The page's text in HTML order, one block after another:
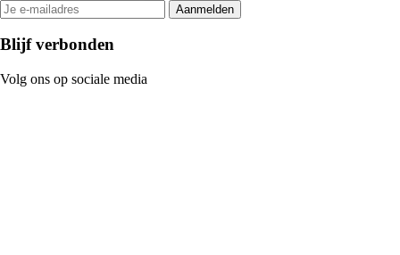
Aanmelden
Blijf verbonden
Volg ons op sociale media